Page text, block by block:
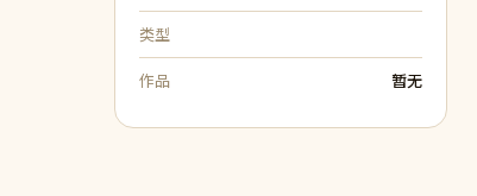
类型
作品 暂无